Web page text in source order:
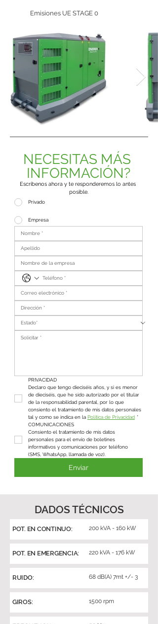
Emisiones UE STAGE 0
NECESITAS MÁS
INFORMACIÓN?
Escríbenos ahora y te responderemos lo antes
posible.
Privado
Empresa
PRIVACIDAD
Declaro que tengo dieciséis años, y si es menor
de dieciséis, que he sido autorizado por el titular
de la responsabilidad parental, por lo que
consiento el tratamiento de mis datos personales
tal y como se indica en la Política de Privacidad *
COMUNICACIONES
Consiento el tratamiento de mis datos
personales para el envío de boletines
informativos y comunicaciones por teléfono
(SMS, WhatsApp, llamada de voz).
Enviar
DADOS TÉCNICOS
POT. EN CONTINUO: 200 kVA - 160 kW
POT. EN EMERGENCIA: 220 kVA - 176 kW
RUIDO: 68 dB(A) 7mt +/- 3
GIROS: 1500 rpm